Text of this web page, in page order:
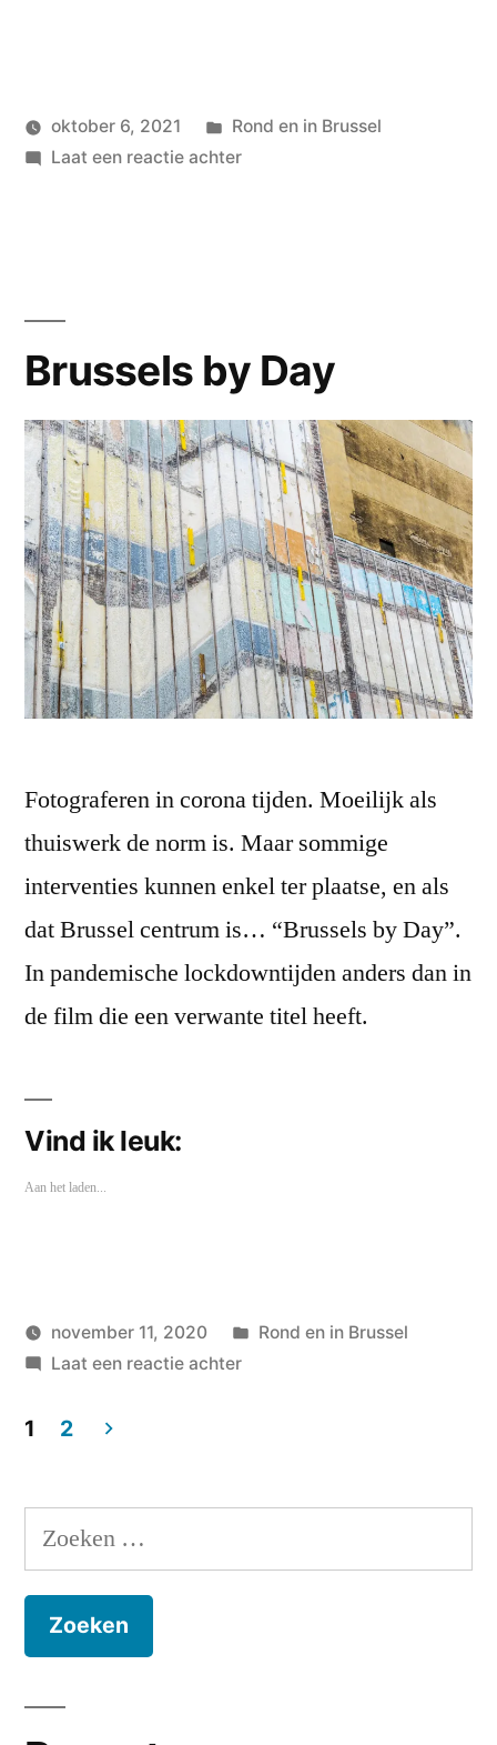
Geplaatst
wouterpinkhof
oktober 6, 2021
Geplaatst
in
Rond en in Brussel
Laat een reactie achterop
Brussels by Day
Fotograferen in corona tijden. Moeilijk als
thuiswerk de norm is. Maar sommige
interventies kunnen enkel ter plaatse, en als
dat Brussel centrum is… “Brussels by Day”.
In pandemische lockdowntijden anders dan in
de film die een verwante titel heeft.
Vind ik leuk:
Aan het laden...
Geplaatst
wouterpinkhof
november 11, 2020
Geplaatst
Rond en in Brussel
Laat een reactie achterop
paginering
1 2
Zoeken
naar: